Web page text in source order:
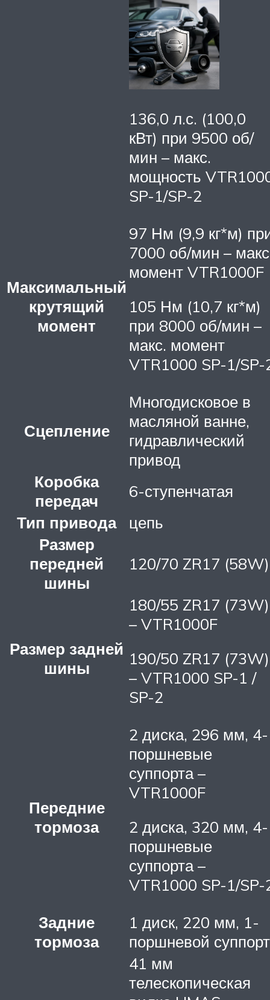
136,0 л.с. (100,0
кВт) при 9500 об/
мин – макс.
мощность
SP-1/SP-2
Максимальный
крутящий
момент
97 Нм (9,9 кг*м)
7000 об/мин –
момент VTR1000F
105 Нм (10,7 кг*м)
при 8000 об/мин –
макс. момент
VTR1000 SP-1/SP-
Сцепление
Многодисковое в
масляной ванне,
гидравлический
привод
Коробка
передач
6-ступенчатая
Тип привода
цепь
Размер
передней
шины
120/70 ZR17 (58W)
Размер задней
шины
180/55 ZR17 (73W)
– VTR1000F
190/50 ZR17 (73W)
– VTR1000 SP-1 /
SP-2
Передние
тормоза
2 диска, 296 мм, 4-
поршневые
суппорта –
VTR1000F
2 диска, 320 мм, 4-
поршневые
суппорта –
VTR1000 SP-1/SP-
Задние
тормоза
1 диск, 220 мм, 1-
поршневой суппорт
41 мм
телескопическая